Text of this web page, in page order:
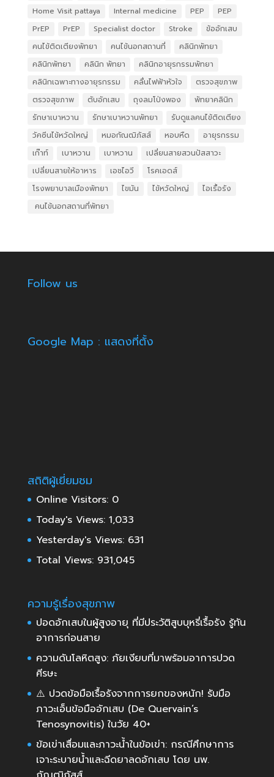
Home Visit pattaya
Internal medicine PEP
PEP
PrEP
PrEP Specialist doctor Stroke
ข้ออักเสบ
คนไข้ติดเตียงพัทยา
คนไข้นอกสถานที่
คลินิกพัทยา
คลินิกพัทยา
คลินิก พัทยา
คลินิกอายุรกรรมพัทยา
คลินิกเฉพาะทางอายุรกรรม
คลื่นไฟฟ้าหัวใจ
ตรวจสุขภาพ
ตรวจสุขภาพ
ตับอักเสบ ถุงลมโป่งพอง
พัทยาคลินิก
รักษาเบาหวาน
รักษาเบาหวานพัทยา
รับดูแลคนไข้ติดเตียง
วัคซีนไข้หวัดใหญ่
หมอกัณฒิภัสส์ หอบหืด
อายุรกรรม
เก๊าท์
เบาหวาน เบาหวาน
เปลี่ยนสายสวนปัสสาวะ
เปลี่ยนสายให้อาหาร
เอชไอวี
โรคเอดส์
โรงพยาบาลเมืองพัทยา
ไขมัน ไข้หวัดใหญ่
ไอเรื้อรัง
​ คนไข้นอกสถานที่พัทยา
Follow us
Google Map : แสดงที่ตั้ง
สถิติผู้เยี่ยมชม
Online Visitors: 0
Today's Views: 1,033
Yesterday's Views: 631
Total Views: 931,045
ความรู้เรื่องสุขภาพ
ปอดอักเสบในผู้สูงอายุ ที่มีประวัติสูบบุหรี่เรื้อรัง รู้ทัน
อาการก่อนสาย
ความดันโลหิตสูง: ภัยเงียบที่มาพร้อมอาการปวด
ศีรษะ
⚠️ ปวดข้อมือเรื้อรังจากการยกของหนัก! รับมือ
ภาวะเอ็นข้อมืออักเสบ (De Quervain’s
Tenosynovitis) ในวัย 40+
ข้อเข่าเสื่อมและภาวะน้ำในข้อเข่า: กรณีศึกษาการ
เจาะระบายน้ำและฉีดยาลดอักเสบ โดย นพ.